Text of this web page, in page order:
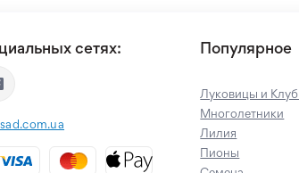
сетях: Популярное
Луковицы и
Многолетники
Лилия
Пионы